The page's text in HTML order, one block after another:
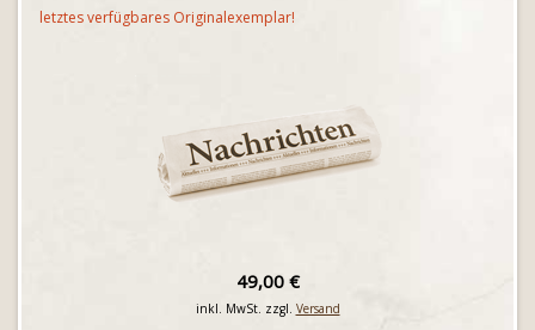
letztes verfügbares Originalexemplar!
49,00 €
inkl. MwSt. zzgl. Versand